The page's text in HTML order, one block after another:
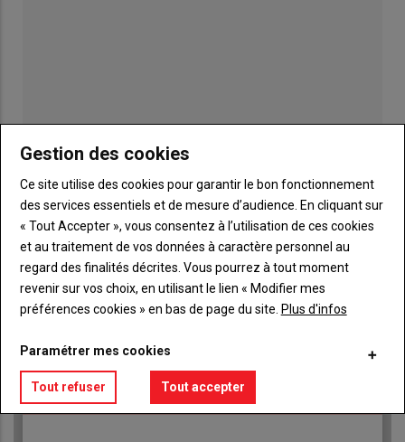
TITRE JE M'ABONNE
Lien JE M'ABONNE
Gestion des cookies
Ce site utilise des cookies pour garantir le bon fonctionnement
des services essentiels et de mesure d’audience. En cliquant sur
« Tout Accepter », vous consentez à l’utilisation de ces cookies
et au traitement de vos données à caractère personnel au
regard des finalités décrites. Vous pourrez à tout moment
revenir sur vos choix, en utilisant le lien « Modifier mes
préférences cookies » en bas de page du site. Plus d'infos
Paramétrer mes cookies
Tout refuser Tout accepter